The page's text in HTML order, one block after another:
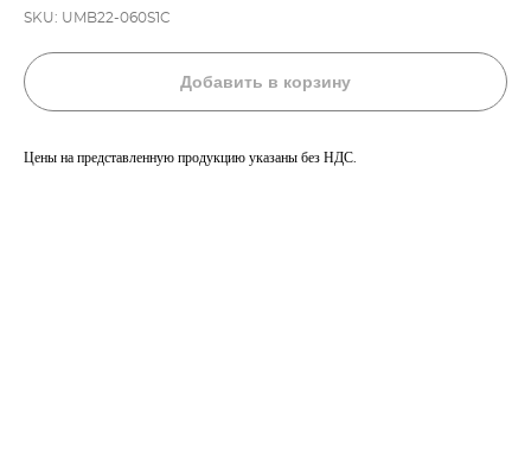
SKU: UMB22-060S1C
Добавить в корзину
Цены на представленную продукцию указаны без НДС.